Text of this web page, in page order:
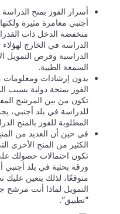
أسرار الفوز بمنح الدراسة
أجنبي مغامرة مثيرة ولكنها
منخفضة الدخل ذات القدرات
الدراسة في الخارج لهؤلاء
الدراسية وفرص التمويل
السمعة الطيبة.
بدون إرشادات ومعلومات
الفوز بمنحة دولية بسبب
تكون من بين المرشح
للدراسة في بلد أجنبي، يجب
المطلوبة للفوز بالمنح
في حين أن العديد من المنح
الكثير من المنح الأخرى التي
تكون احتمالات حصولك على
ورقة بحثية في بلد أجنبي أو
متوقعًا، لذلك يتعين عليك
التمويل لماذا أنت مرشح
“تطبيق”.